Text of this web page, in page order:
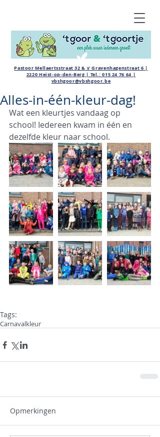
Pastoor Mellaertsstraat 32 & s' Gravenhagenstraat 6 |
2220 Heist-op-den-Berg | Tel.:015 24 76 64 |
vbshgoor@vbshgoor.be
Alles-in-één-kleur-dag!
Wat een kleurtjes vandaag op
school! Iedereen kwam in één en
dezelfde kleur naar school.
Tags:
Carnavalkleur
Opmerkingen